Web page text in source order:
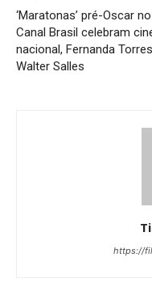
‘Maratonas’ pré-Oscar no
Canal Brasil celebram
nacional, Fernanda
Walter Salles
https://